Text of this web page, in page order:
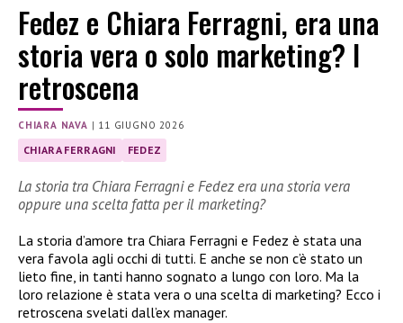
Fedez e Chiara Ferragni, era una
storia vera o solo marketing? I
retroscena
CHIARA NAVA | 11 GIUGNO 2026
CHIARA FERRAGNI FEDEZ
La storia tra Chiara Ferragni e Fedez era una storia vera
oppure una scelta fatta per il marketing?
La storia d’amore tra Chiara Ferragni e Fedez è stata una
vera favola agli occhi di tutti. E anche se non c’è stato un
lieto fine, in tanti hanno sognato a lungo con loro. Ma la
loro relazione è stata vera o una scelta di marketing? Ecco i
retroscena svelati dall’ex manager.